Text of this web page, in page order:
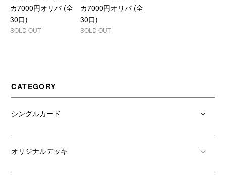
カ7000円オリパ (全
30口)
SOLD OUT
カ7000円オリパ (全
30口)
SOLD OUT
CATEGORY
シングルカード
オリジナルデッキ